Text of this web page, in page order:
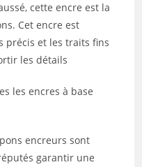
cette encre est la
Cet encre est
précis et les traits fins
les détails
les encres à base
encreurs sont
garantir une